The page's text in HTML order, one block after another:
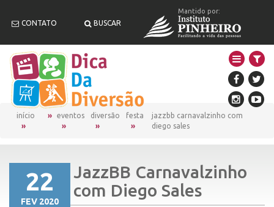
CONTATO BUSCAR
Mantido por:
início eventos diversão festa
jazzbb carnavalzinho com
diego sales
22
FEV 2020
JazzBB Carnavalzinho
com Diego Sales